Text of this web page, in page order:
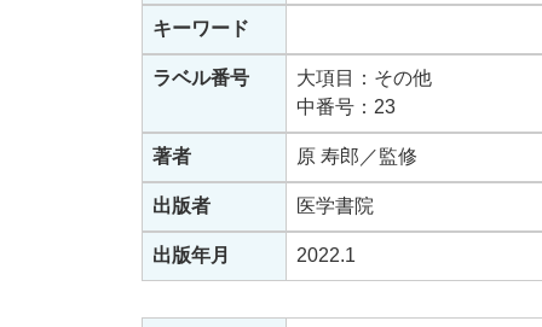
キーワード
ラベル番号
大項目：その他
中番号：23
著者 原 寿郎／監修
出版者 医学書院
出版年月 2022.1